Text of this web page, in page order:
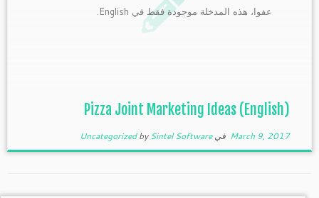
عفوا، هذه المدخلة موجودة فقط في English.
(English) Pizza Joint Marketing Ideas
March 9, 2017 في UncategorizedbySintel Software